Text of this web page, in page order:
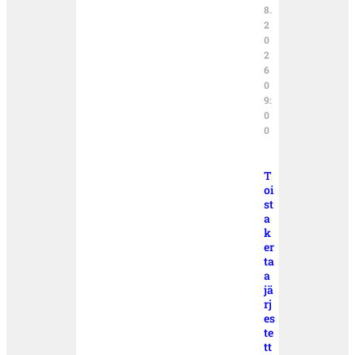
8.
2
0
2
6
0
9:
0
0
T
oi
st
a
k
er
ta
a
jä
rj
es
te
tt